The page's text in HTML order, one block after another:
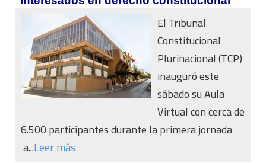
El Tribunal
Constitucional
Plurinacional (TCP)
inauguró este
sábado su Aula
Virtual con cerca de
6.500 participantes durante la primera jornada
a...Leer más